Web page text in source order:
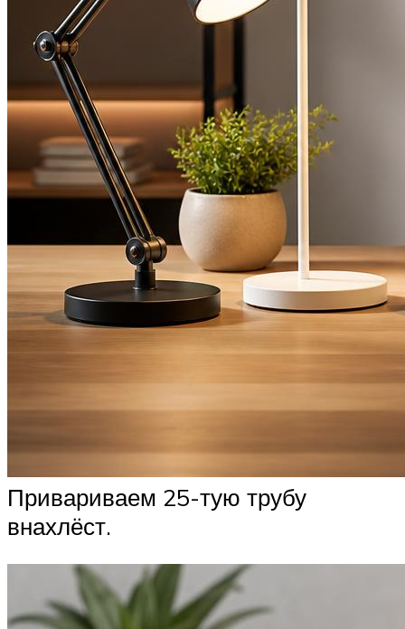
Привариваем 25-тую трубу
внахлёст.